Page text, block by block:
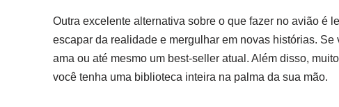
Outra excelente alternativa sobre o que fazer no avião é
escapar da realidade e mergulhar em novas histórias.
ama ou até mesmo um best-seller atual. Além disso,
você tenha uma biblioteca inteira na palma da sua mão.